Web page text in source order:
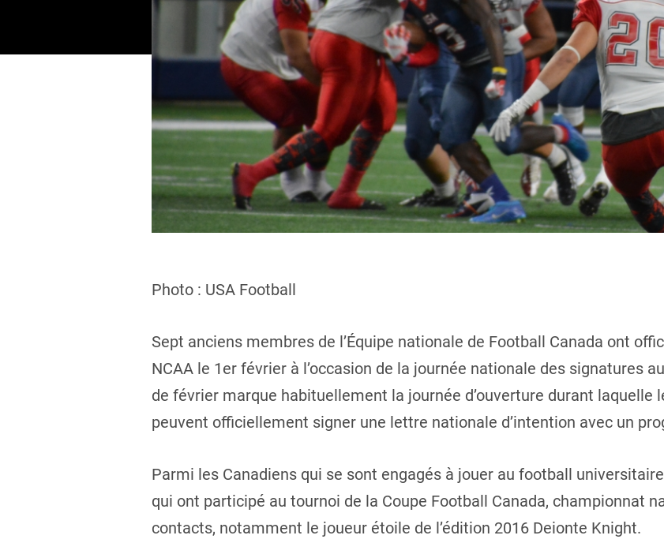
Photo : USA Football
Sept anciens membres de l’Équipe nationale de Football Canada ont
NCAA le 1er février à l’occasion de la journée nationale des signatures
de février marque habituellement la journée d’ouverture durant laquelle
peuvent officiellement signer une lettre nationale d’intention avec un
Parmi les Canadiens qui se sont engagés à jouer au football
qui ont participé au tournoi de la Coupe Football Canada, championnat
contacts, notamment le joueur étoile de l’édition 2016 Deionte Knight.